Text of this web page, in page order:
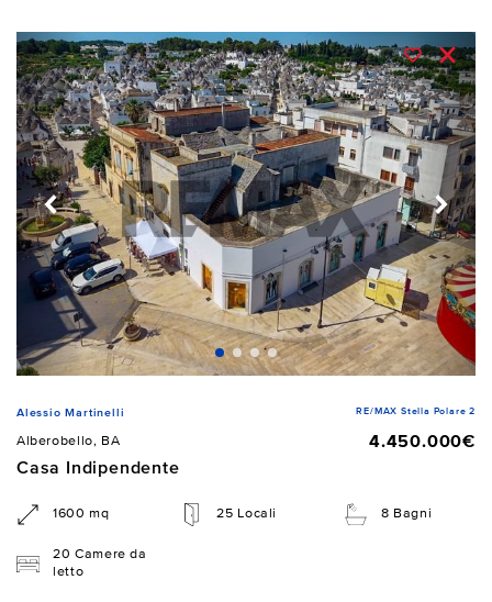
Alessio Martinelli RE/MAX Stella Polare 2
Alberobello, BA
4.450.000€
Casa Indipendente
1600 mq 25 Locali 8 Bagni
20 Camere da
letto